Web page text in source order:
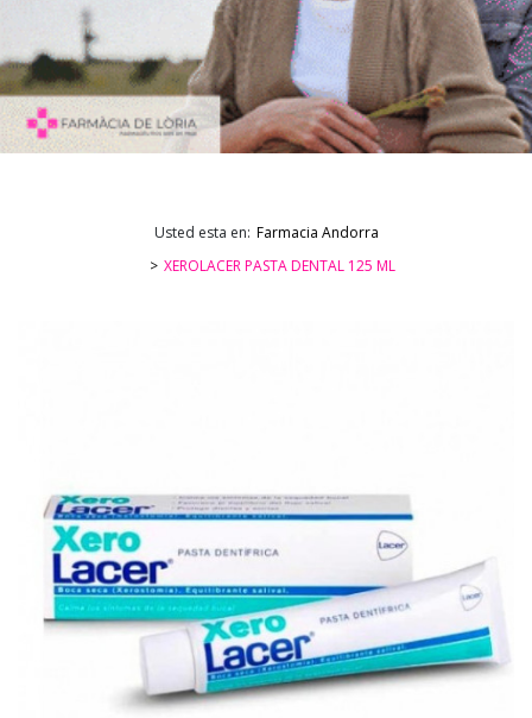
Usted esta en: Farmacia Andorra
XEROLACER PASTA DENTAL 125 ML